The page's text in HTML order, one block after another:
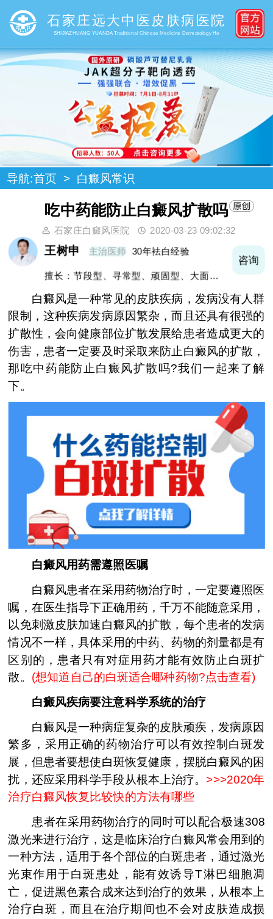
石家庄远大中医皮肤病医院
SHIJIAZHUANG YUANDA Traditional Chinese Medicine Dermatology Ho
导航:首页 > 白癜风常识
吃中药能防止白癜风扩散吗
石家庄白癜风医院 2020-03-23 09:02:32
王树申 主治医师 30年袪白经验
擅长：节段型、寻常型、顽固型、大面积白
咨询
白癜风是一种常见的皮肤疾病，发病没有人群
限制，这种疾病发病原因繁杂，而且还具有很强的
扩散性，会向健康部位扩散发展给患者造成更大的
伤害，患者一定要及时采取来防止白癜风的扩散，
那吃中药能防止白癜风扩散吗?我们一起来了解
下。
白癜风用药需遵照医嘱
白癜风患者在采用药物治疗时，一定要遵照医
嘱，在医生指导下正确用药，千万不能随意采用，
以免刺激皮肤加速白癜风的扩散，每个患者的发病
情况不一样，具体采用的中药、药物的剂量都是有
区别的，患者只有对症用药才能有效防止白斑扩
散。 (想知道自己的白斑适合哪种药物?点击查看)
白癜风疾病要注意科学系统的治疗
白癜风是一种病症复杂的皮肤顽疾，发病原因
繁多，采用正确的药物治疗可以有效控制白斑发
展，但患者要想使白斑恢复健康，摆脱白癜风的困
扰，还应采用科学手段从根本上治疗。 >>>2020年
治疗白癜风恢复比较快的方法有哪些
患者在采用药物治疗的同时可以配合极速308
激光来进行治疗，这是临床治疗白癜风常会用到的
一种方法，适用于各个部位的白斑患者，通过激光
光束作用于白斑患处，能有效诱导T淋巴细胞凋
亡，促进黑色素合成来达到治疗的效果，从根本上
治疗白斑，而且在治疗期间也不会对皮肤造成损